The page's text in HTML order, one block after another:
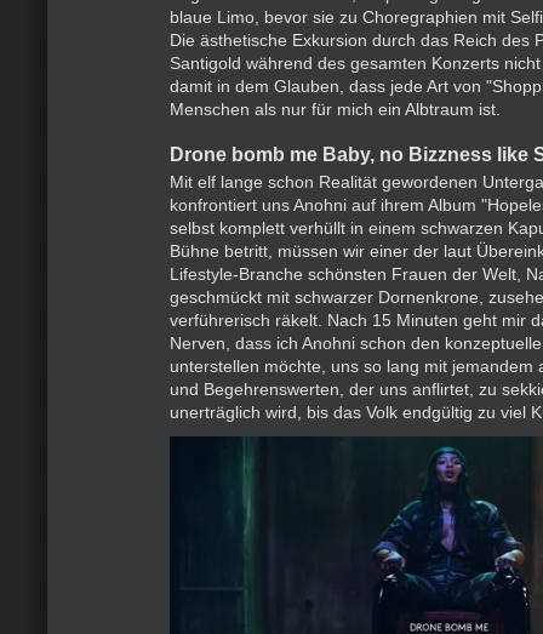
blaue Limo, bevor sie zu Choregraphien mit
Die ästhetische Exkursion durch das Reich des
Santigold während des gesamten Konzerts
damit in dem Glauben, dass jede Art von
Menschen als nur für mich ein Albtraum ist.
Drone bomb me Baby, no Bizzness like
Mit elf lange schon Realität gewordenen
konfrontiert uns Anohni auf ihrem Album
selbst komplett verhüllt in einem schwarzen
Bühne betritt, müssen wir einer der laut
Lifestyle-Branche schönsten Frauen der Welt,
geschmückt mit schwarzer Dornenkrone,
verführerisch räkelt. Nach 15 Minuten geht mir
Nerven, dass ich Anohni schon den
unterstellen möchte, uns so lang mit jemandem
und Begehrenswerten, der uns anflirtet, zu
unerträglich wird, bis das Volk endgültig zu viel